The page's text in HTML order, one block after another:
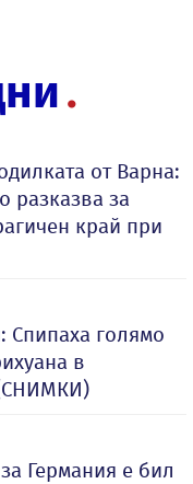
от Варна:
разказва за
край при
Спипаха голямо
в
(СНИМКИ)
Германия е бил